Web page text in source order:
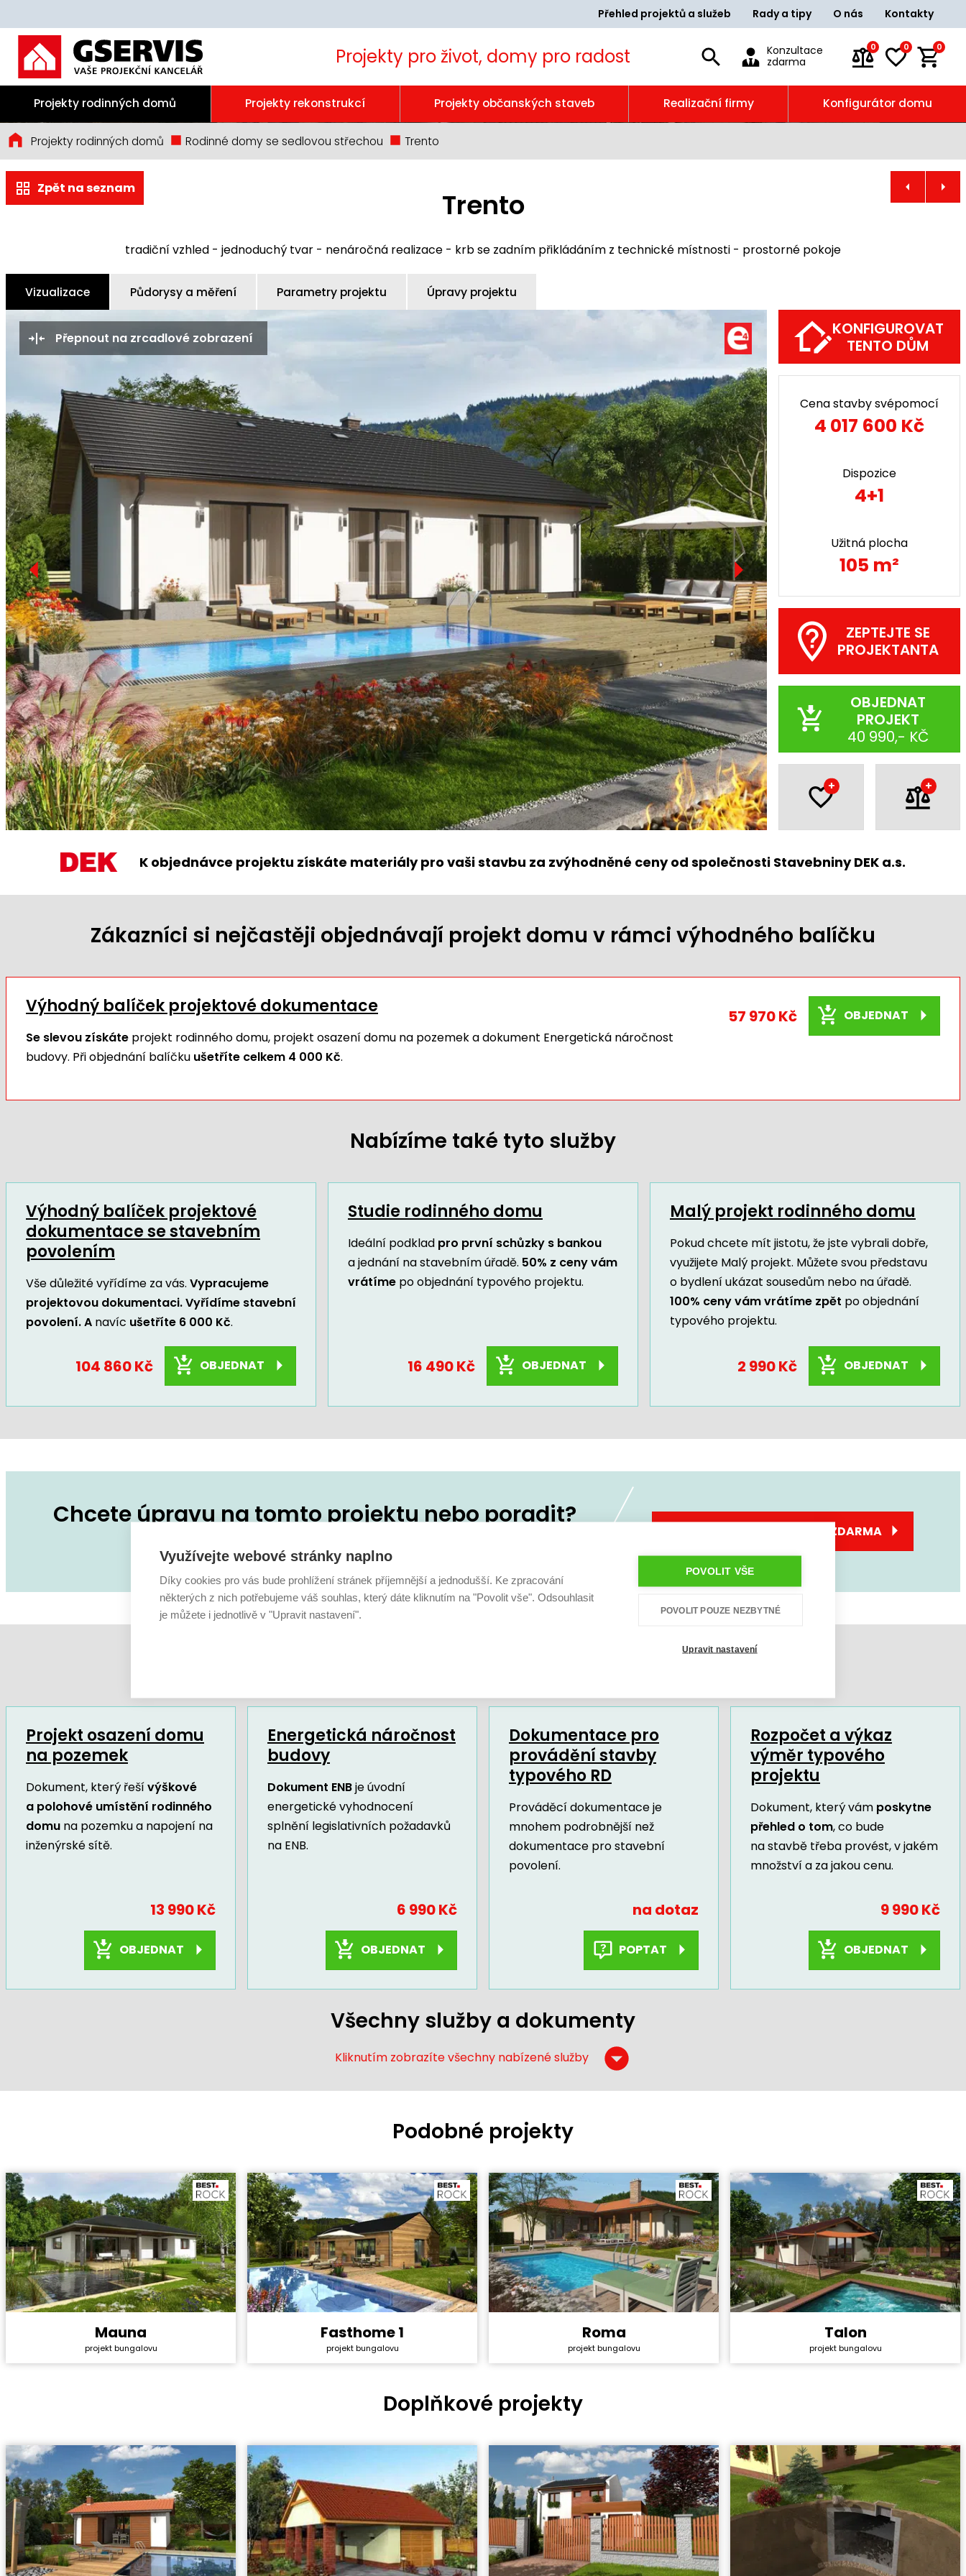
Přehled projektů a služeb Rady a tipy O nás Kontakty
Projekty pro život, domy pro radost
Konzultace
zdarma
0 0 0
Projekty rodinných domů Projekty rekonstrukcí Projekty občanských staveb Realizační firmy Konfigurátor domu
Projekty rodinných domů Rodinné domy se sedlovou střechou Trento
Trento
Zpět na seznam
tradiční vzhled - jednoduchý tvar - nenáročná realizace - krb se zadním přikládáním z technické místnosti - prostorné pokoje
Vizualizace Půdorysy a měření Parametry projektu Úpravy projektu
Přepnout na zrcadlové zobrazení
KONFIGUROVAT
TENTO DŮM
Cena stavby svépomocí
4 017 600 Kč
Dispozice
4+1
Užitná plocha
105 m²
ZEPTEJTE SE
PROJEKTANTA
OBJEDNAT
PROJEKT
40 990,- KČ
+ +
K objednávce projektu získáte materiály pro vaši stavbu za zvýhodněné ceny od společnosti Stavebniny DEK a.s.
Zákazníci si nejčastěji objednávají projekt domu v rámci výhodného balíčku
Výhodný balíček projektové dokumentace
Se slevou získáte projekt rodinného domu, projekt osazení domu na pozemek a dokument Energetická náročnost
budovy. Při objednání balíčku ušetříte celkem 4 000 Kč.
57 970 Kč OBJEDNAT
Nabízíme také tyto služby
Výhodný balíček projektové
dokumentace se stavebním
povolením
Vše důležité vyřídíme za vás. Vypracujeme
projektovou dokumentaci. Vyřídíme stavební
povolení. A navíc ušetříte 6 000 Kč.
104 860 Kč OBJEDNAT
Studie rodinného domu
Ideální podklad pro první schůzky s bankou
a jednání na stavebním úřadě. 50% z ceny vám
vrátímepo objednání typového projektu.
16 490 Kč OBJEDNAT
Malý projekt rodinného domu
Pokud chcete mít jistotu, že jste vybrali dobře,
využijete Malý projekt. Můžete svou představu
o bydlení ukázat sousedům nebo na úřadě.
100% ceny vám vrátíme zpět po objednání
typového projektu.
2 990 Kč OBJEDNAT
Chcete úpravu na tomto projektu nebo poradit?
Zeptejte se na cokoliv236 160 333
SJEDNEJTE SI KONZULTACI ZDARMA
Projekt osazení domu
na pozemek
Dokument, který řešívýškové
a polohové umístění rodinného
domu na pozemku a napojení na
inženýrské sítě.
13 990 Kč
OBJEDNAT
Energetická náročnost
budovy
Dokument ENBje úvodní
energetické vyhodnocení
splnění legislativních požadavků
na ENB.
6 990 Kč
OBJEDNAT
Dokumentace pro
provádění stavby
typového RD
Prováděcí dokumentace je
mnohem podrobnější než
dokumentace pro stavební
povolení.
na dotaz
POPTAT
Rozpočet a výkaz
výměr typového
projektu
Dokument, který vám poskytne
přehled o tom, co bude
na stavbě třeba provést, v jakém
množství a za jakou cenu.
9 990 Kč
OBJEDNAT
Všechny služby a dokumenty
Kliknutím zobrazíte všechny nabízené služby
Podobné projekty
Cena stavby svépomocí:
Cena projektu:
Mauna
projekt bungalovu
Cena stavby svépomocí:
Cena projektu:
Fasthome 1
projekt bungalovu
Cena stavby svépomocí:
Cena projektu:
Roma
projekt bungalovu
Cena stavby svépomocí:
Cena projektu:
Talon
projekt bungalovu
Doplňkové projekty
Využívejte webové stránky naplno
Díky cookies pro vás bude prohlížení stránek příjemnější a jednodušší. Ke zpracování
některých z nich potřebujeme váš souhlas, který dáte kliknutím na "Povolit vše". Odsouhlasit
je můžete i jednotlivě v "Upravit nastavení".
POVOLIT VŠE
POVOLIT POUZE NEZBYTNÉ
Upravit nastavení